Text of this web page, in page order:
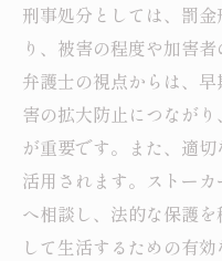
刑事処分としては、罰
り、被害の程度や加害
弁護士の視点からは、
害の拡大防止につなが
が重要です。また、適
活用されます。ストー
へ相談し、法的な保護
して生活するための有